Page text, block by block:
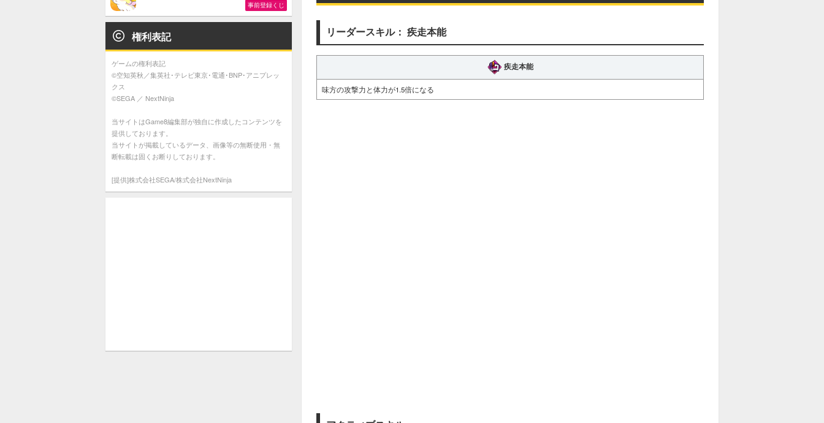
リーダースキル： 疾走本能
疾走本能
味方の攻撃力と体力が1.5倍になる
事前登録くじ
権利表記
ゲームの権利表記
©空知英秋／集英社･テレビ東京･電通･BNP･アニプレッ
クス
©SEGA ／ NextNinja
当サイトはGame8編集部が独自に作成したコンテンツを
提供しております。
当サイトが掲載しているデータ、画像等の無断使用・無
断転載は固くお断りしております。
[提供]株式会社SEGA/株式会社NextNinja